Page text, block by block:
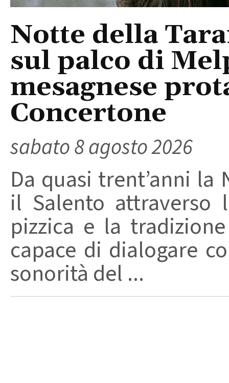
Notte della
sul palco di
mesagnese
Concertone
sabato 8 agosto 2026
Da quasi trent’anni
il Salento attraverso
pizzica e la
capace di dialogare
sonorità del ...